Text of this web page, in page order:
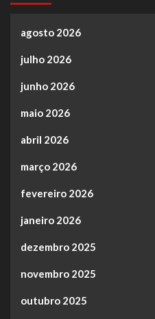
agosto 2026
julho 2026
junho 2026
maio 2026
abril 2026
março 2026
fevereiro 2026
janeiro 2026
dezembro 2025
novembro 2025
outubro 2025